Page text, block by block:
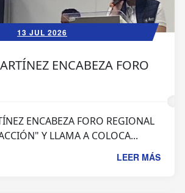
13 JUL 2026
ENCABEZA FORO
ENCABEZA FORO REGIONAL
Y LLAMA A COLOCA...
LEER MÁS